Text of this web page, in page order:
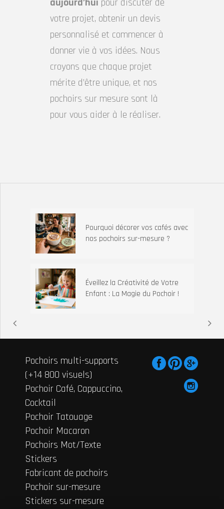
votre projet, obtenir un devis
personnalisé et commencer à
donner vie à vos idées. Nous
croyons que chaque projet
mérite d’être unique, et nos
pochoirs sur mesure sont là
pour vous aider à le réaliser.
Pourquoi décorer vos cafés avec
nos pochoirs sur-mesure ?
Éveillez la Créativité de Votre
Enfant : La Magie du Pochoir !
Pochoirs multi-supports
(+14 800 visuels)
Pochoir Café, Cappuccino,
Cocktail
Pochoir Tatouage
Pochoir Macaron
Pochoirs Mot/Texte
Stickers
Fabricant de pochoirs
Pochoir sur-mesure
Stickers sur-mesure